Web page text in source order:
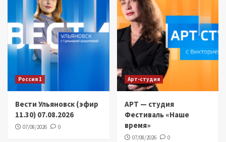
Россия 1
Вести Ульяновск (эфир
11.30) 07.08.2026
07/08/2026 0
Арт-студия
АРТ — студия
Фестиваль «Наше
время»
07/08/2026 0